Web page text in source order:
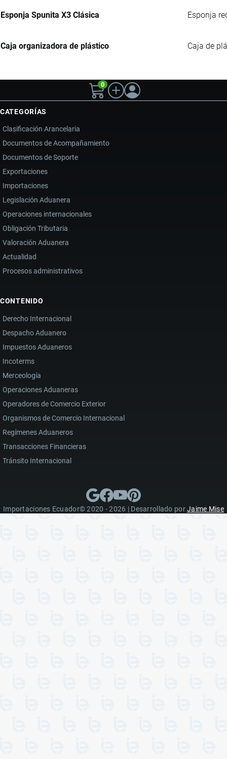
Esponja Spunita X3 Clásica Esponja
Caja organizadora de plástico Caja de
0
CATEGORÍAS
Clasificación Arancelaria
Documentos de Acompañamiento
Documentos de Soporte
Exportaciones
Importaciones
Legislación Aduanera
Operaciones internacionales
Obligación Tributaria
Valoración Aduanera
Actualidad
Procesos administrativos
CONTENIDO
Derecho Internacional
Despacho Aduanero
Impuestos Aduaneros
Incoterms
Merceología
Operaciones Aduaneras
Operadores de Comercio Exterior
Organismos de Comercio Internacional
Regímenes Aduaneros
Transacciones Financieras
Tránsito Internacional
Importaciones Ecuador© 2020 - 2026 | Desarrollado porJaime Mise